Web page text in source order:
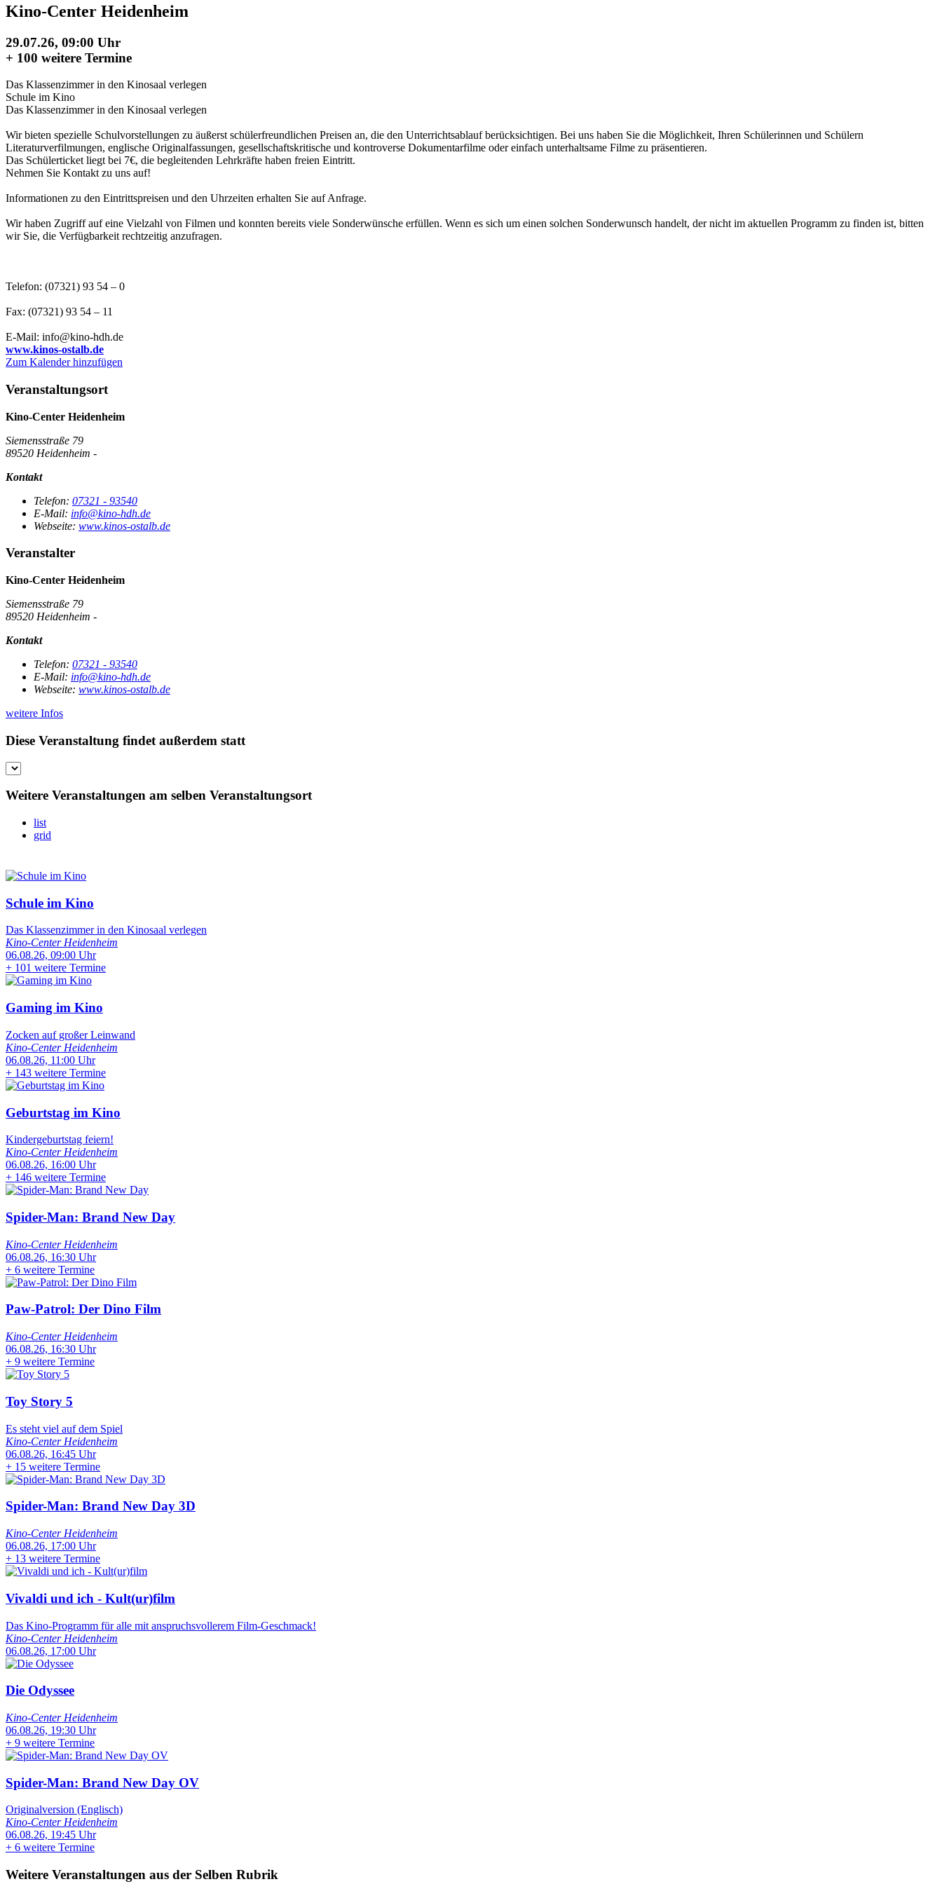
Kino-Center Heidenheim
29.07.26, 09:00 Uhr
+ 100 weitere Termine
Das Klassenzimmer in den Kinosaal verlegen
Schule im Kino
Das Klassenzimmer in den Kinosaal verlegen
Wir bieten spezielle Schulvorstellungen zu äußerst schülerfreundlichen Preisen an, die den Unterrichtsablauf berücksichtigen. Bei uns haben Sie die Möglichkeit, Ihren Schülerinnen und Schülern
Literaturverfilmungen, englische Originalfassungen, gesellschaftskritische und kontroverse Dokumentarfilme oder einfach unterhaltsame Filme zu präsentieren.
Das Schülerticket liegt bei 7€, die begleitenden Lehrkräfte haben freien Eintritt.
Nehmen Sie Kontakt zu uns auf!
Informationen zu den Eintrittspreisen und den Uhrzeiten erhalten Sie auf Anfrage.
Wir haben Zugriff auf eine Vielzahl von Filmen und konnten bereits viele Sonderwünsche erfüllen. Wenn es sich um einen solchen Sonderwunsch handelt, der nicht im aktuellen Programm zu finden ist, bitten
wir Sie, die Verfügbarkeit rechtzeitig anzufragen.
Telefon: (07321) 93 54 – 0
Fax: (07321) 93 54 – 11
E-Mail: info@kino-hdh.de
www.kinos-ostalb.de
Zum Kalender hinzufügen
Veranstaltungsort
Kino-Center Heidenheim
Siemensstraße 79
89520 Heidenheim -
Kontakt
Telefon: 07321 - 93540
E-Mail: info@kino-hdh.de
Webseite: www.kinos-ostalb.de
Veranstalter
Kino-Center Heidenheim
Siemensstraße 79
89520 Heidenheim -
Kontakt
Telefon: 07321 - 93540
E-Mail: info@kino-hdh.de
Webseite: www.kinos-ostalb.de
weitere Infos
Diese Veranstaltung findet außerdem statt
Weitere Veranstaltungen am selben Veranstaltungsort
list
grid
Schule im Kino
Das Klassenzimmer in den Kinosaal verlegen
Kino-Center Heidenheim
06.08.26, 09:00 Uhr
+ 101 weitere Termine
Gaming im Kino
Zocken auf großer Leinwand
Kino-Center Heidenheim
06.08.26, 11:00 Uhr
+ 143 weitere Termine
Geburtstag im Kino
Kindergeburtstag feiern!
Kino-Center Heidenheim
06.08.26, 16:00 Uhr
+ 146 weitere Termine
Spider-Man: Brand New Day
Kino-Center Heidenheim
06.08.26, 16:30 Uhr
+ 6 weitere Termine
Paw-Patrol: Der Dino Film
Kino-Center Heidenheim
06.08.26, 16:30 Uhr
+ 9 weitere Termine
Toy Story 5
Es steht viel auf dem Spiel
Kino-Center Heidenheim
06.08.26, 16:45 Uhr
+ 15 weitere Termine
Spider-Man: Brand New Day 3D
Kino-Center Heidenheim
06.08.26, 17:00 Uhr
+ 13 weitere Termine
Vivaldi und ich - Kult(ur)film
Das Kino-Programm für alle mit anspruchsvollerem Film-Geschmack!
Kino-Center Heidenheim
06.08.26, 17:00 Uhr
Die Odyssee
Kino-Center Heidenheim
06.08.26, 19:30 Uhr
+ 9 weitere Termine
Spider-Man: Brand New Day OV
Originalversion (Englisch)
Kino-Center Heidenheim
06.08.26, 19:45 Uhr
+ 6 weitere Termine
Weitere Veranstaltungen aus der Selben Rubrik